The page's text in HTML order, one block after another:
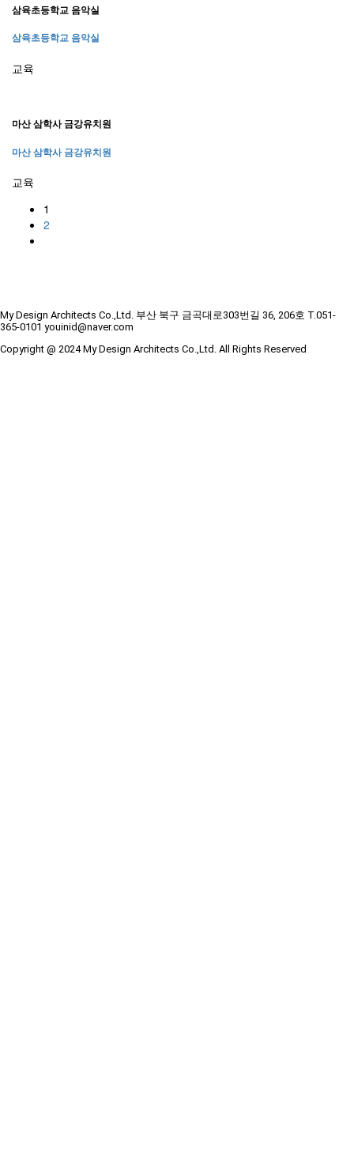
삼육초등학교 음악실
삼육초등학교 음악실
교육
마산 삼학사 금강유치원
마산 삼학사 금강유치원
교육
1
2
My Design Architects Co.,Ltd. 부산 북구 금곡대로303번길 36, 206호 T.051-
365-0101 youinid@naver.com
Copyright @ 2024 My Design Architects Co.,Ltd. All Rights Reserved